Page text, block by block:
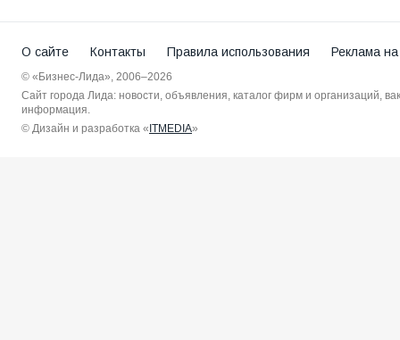
О сайте Контакты Правила использования Реклама
© «Бизнес-Лида», 2006–2026
Сайт города Лида: новости, объявления, каталог фирм и организаций,
информация.
© Дизайн и разработка «ITMEDIA»